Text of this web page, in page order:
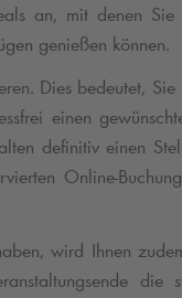
an, mit denen
genießen können.
Dies bedeutet, Sie
einen
definitiv einen
Online-
wird Ihnen
die